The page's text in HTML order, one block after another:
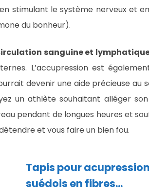
stimulant le système nerveux et
du bonheur).
sanguine et
L’accupression est
devenir une aide précieuse au
un athlète souhaitant alléger
pendant de longues heures et
et vous faire un bien fou.
Tapis pour
suédois en fibres...